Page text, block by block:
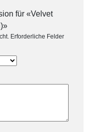
für «Velvet
Erforderliche Felder